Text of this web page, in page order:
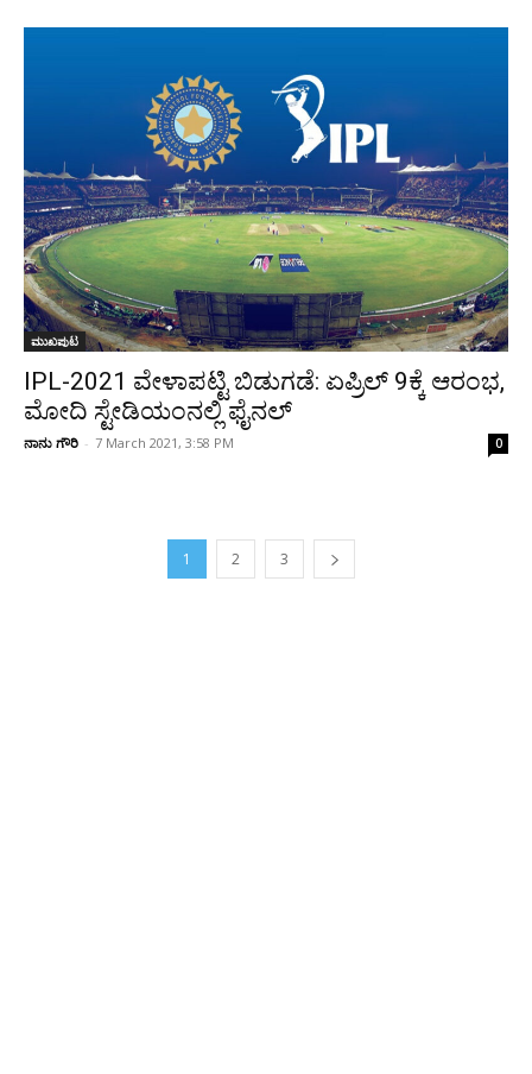
ಮುಖಪುಟ
IPL-2021 ವೇಳಾಪಟ್ಟಿ ಬಿಡುಗಡೆ: ಏಪ್ರಿಲ್ 9ಕ್ಕೆ ಆರಂಭ,
ಮೋದಿ ಸ್ಟೇಡಿಯಂನಲ್ಲಿ ಫೈನಲ್
ನಾನು ಗೌರಿ - 7 March 2021, 3:58 PM 0
1 2 3